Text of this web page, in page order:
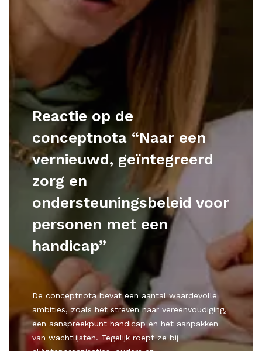
Reactie op de
conceptnota “Naar een
vernieuwd, geïntegreerd
zorg en
ondersteuningsbeleid voor
personen met een
handicap”
De conceptnota bevat een aantal waardevolle
ambities, zoals het streven naar vereenvoudiging,
een aanspreekpunt handicap en het aanpakken
van wachtlijsten. Tegelijk roept ze bij